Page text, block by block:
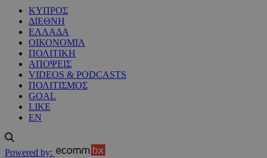
ΚΥΠΡΟΣ
ΔΙΕΘΝΗ
ΕΛΛΑΔΑ
ΟΙΚΟΝΟΜΙΑ
ΠΟΛΙΤΙΚΗ
ΑΠΟΨΕΙΣ
VIDEOS & PODCASTS
ΠΟΛΙΤΙΣΜΟΣ
GOAL
LIKE
EN
Powered by: